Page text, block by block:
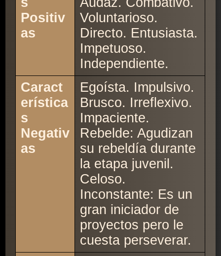
Positiv
as
Voluntarioso.
Directo. Entusiasta.
Impetuoso.
Independiente.
Caract
erística
s
Negativ
as
Egoísta. Impulsivo.
Brusco. Irreflexivo.
Impaciente.
Rebelde: Agudizan
su rebeldía durante
la etapa juvenil.
Celoso.
Inconstante: Es un
gran iniciador de
proyectos pero le
cuesta perseverar.